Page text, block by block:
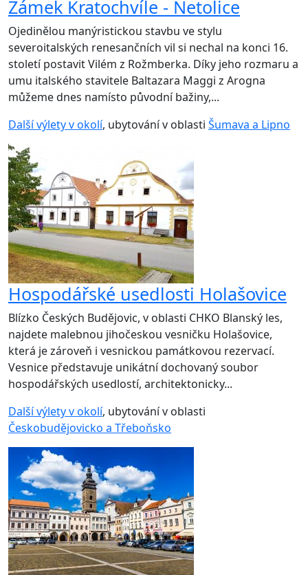
Zámek Kratochvíle - Netolice
Ojedinělou manýristickou stavbu ve stylu
severoitalských renesančních vil si nechal na konci 16.
století postavit Vilém z Rožmberka. Díky jeho rozmaru a
umu italského stavitele Baltazara Maggi z Arogna
můžeme dnes namísto původní bažiny,...
Další výlety v okolí, ubytování v oblasti Šumava a Lipno
Hospodářské usedlosti Holašovice
Blízko Českých Budějovic, v oblasti CHKO Blanský les,
najdete malebnou jihočeskou vesničku Holašovice,
která je zároveň i vesnickou památkovou rezervací.
Vesnice představuje unikátní dochovaný soubor
hospodářských usedlostí, architektonicky...
Další výlety v okolí, ubytování v oblasti
Českobudějovicko a Třeboňsko